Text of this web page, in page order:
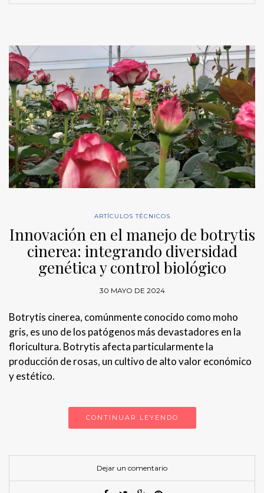
ARTÍCULOS TÉCNICOS
Innovación en el manejo de botrytis
cinerea: integrando diversidad
genética y control biológico
30 MAYO DE 2024
Botrytis cinerea, comúnmente conocido como moho
gris, es uno de los patógenos más devastadores en la
floricultura. Botrytis afecta particularmente la
producción de rosas, un cultivo de alto valor económico
y estético.
CONTINUAR LEYENDO
Dejar un comentario